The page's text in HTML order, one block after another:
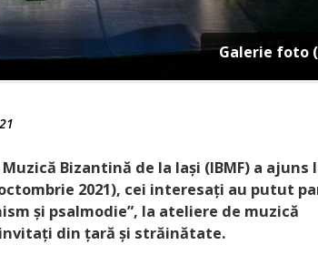
Galerie foto
Bizantină de la Iași (IBMF) a ajuns
2021), cei interesați au putut
și psalmodie”, la ateliere de muzică
din țară și străinătate.